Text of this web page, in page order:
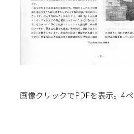
画像クリックでPDFを表示。4ペ